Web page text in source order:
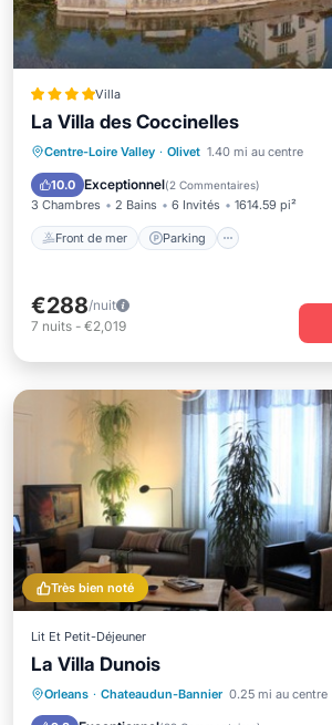
Villa
La Villa des Coccinelles
Centre-Loire Valley · Olivet 1.40 mi au centre
10.0 Exceptionnel(2 Commentaires)
3 Chambres 2 Bains 6 Invités 1614.59 pi²
Front de mer Parking
Front de mer
Parking
Vue sur l’océan
Balcon/Terrasse
€288/nuit
7 nuits - €2,019
Très bien noté
Lit Et Petit-Déjeuner
La Villa Dunois
Orleans · Chateaudun-Bannier 0.25 mi au centre
Petit-déjeuner
Balcon/Terrasse
Climatisation
Internet